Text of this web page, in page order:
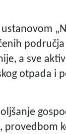
a sve
otpada i